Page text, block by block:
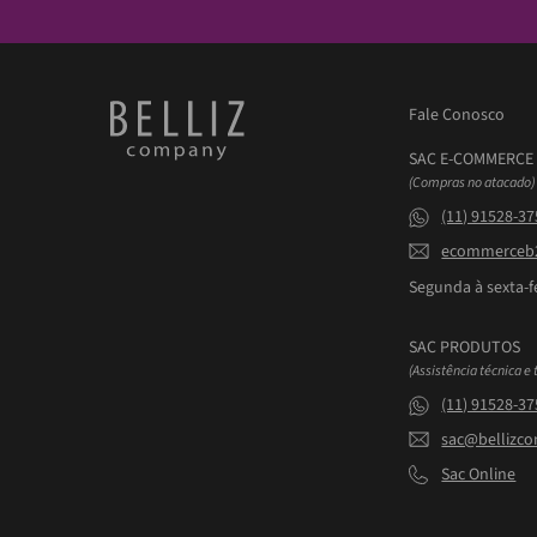
Fale Conosco
SAC E-
(Compras no atacado)
(11) 91528-
Segunda à sexta-
SAC PRODUTOS
(Assistência técnica
(11) 91528-
Sac Online